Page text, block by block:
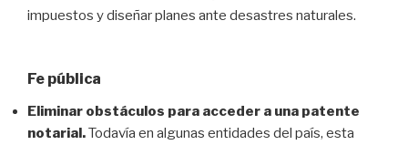
impuestos y diseñar planes ante desastres naturales.
Fe pública
Eliminar obstáculos para acceder a una patente
notarial.Todavía en algunas entidades del país, esta